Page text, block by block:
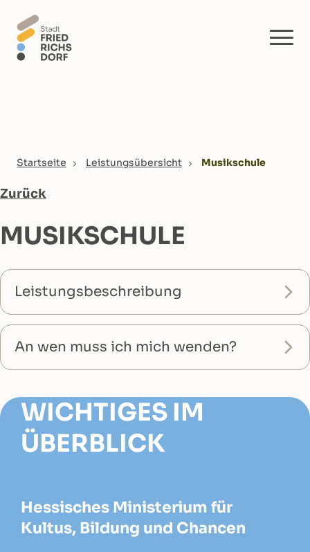
You are here:
Startseite Leistungsübersicht Musikschule
Zurück
MUSIKSCHULE
Leistungsbeschreibung
An wen muss ich mich wenden?
WICHTIGES IM
ÜBERBLICK
Hessisches Ministerium für
Kultus, Bildung und Chancen